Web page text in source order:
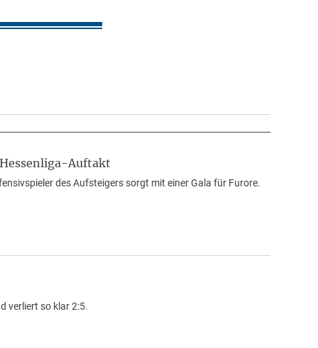
Auftakt
des Aufsteigers sorgt mit einer Gala für Furore.
verliert so klar 2:5.